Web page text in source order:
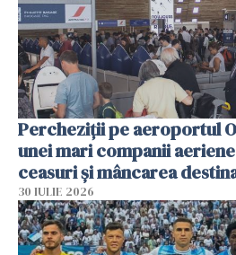
Percheziții pe aeroportul
unei mari companii
ceasuri și mâncarea
30 IULIE 2026